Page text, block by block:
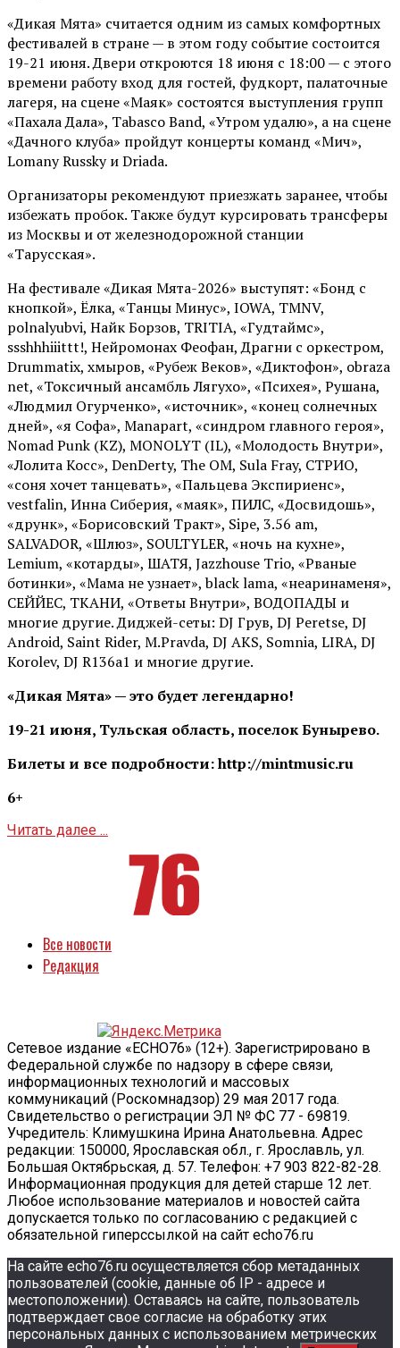
«Дикая Мята» считается одним из самых комфортных
фестивалей в стране — в этом году событие состоится
19-21 июня. Двери откроются 18 июня с 18:00 — с этого
времени работу вход для гостей, фудкорт, палаточные
лагеря, на сцене «Маяк» состоятся выступления групп
«Пахала Дала», Tabasco Band, «Утром удалю», а на сцене
«Дачного клуба» пройдут концерты команд «Мич»,
Lomany Russky и Driada.
Организаторы рекомендуют приезжать заранее, чтобы
избежать пробок. Также будут курсировать трансферы
из Москвы и от железнодорожной станции
«Тарусская».
На фестивале «Дикая Мята-2026» выступят: «Бонд с
кнопкой», Ёлка, «Танцы Минус», IOWA, TMNV,
polnalyubvi, Найк Борзов, TRITIA, «Гудтаймс»,
ssshhhiiittt!, Нейромонах Феофан, Драгни с оркестром,
Drummatix, хмыров, «Рубеж Веков», «Диктофон», obraza
net, «Токсичный ансамбль Лягухо», «Психея», Рушана,
«Людмил Огурченко», «источник», «конец солнечных
дней», «я Софа», Manapart, «синдром главного героя»,
Nomad Punk (KZ), MONOLYT (IL), «Молодость Внутри»,
«Лолита Косс», DenDerty, The OM, Sula Fray, СТРИО,
«соня хочет танцевать», «Пальцева Экспириенс»,
vestfalin, Инна Сиберия, «маяк», ПИЛС, «Досвидошь»,
«друнк», «Борисовский Тракт», Sipe, 3.56 am,
SALVADOR, «Шлюз», SOULTYLER, «ночь на кухне»,
Lemium, «котарды», ШАТЯ, Jazzhouse Trio, «Рваные
ботинки», «Мама не узнает», black lama, «неаринаменя»,
СЕЙЙЕС, ТКАНИ, «Ответы Внутри», ВОДОПАДЫ и
многие другие. Диджей-сеты: DJ Грув, DJ Peretse, DJ
Android, Saint Rider, М.Pravda, DJ AKS, Somnia, LIRA, DJ
Korolev, DJ R136a1 и многие другие.
«Дикая Мята» — это будет легендарно!
19-21 июня, Тульская область, поселок Бунырево.
Билеты и все подробности: http://mintmusic.ru
6+
Читать далее ...
Все новости
Редакция
Сетевое издание «ECHO76» (12+). Зарегистрировано в
Федеральной службе по надзору в сфере связи,
информационных технологий и массовых
коммуникаций (Роскомнадзор) 29 мая 2017 года.
Свидетельство о регистрации ЭЛ № ФС 77 - 69819.
Учредитель: Климушкина Ирина Анатольевна. Адрес
редакции: 150000, Ярославская обл., г. Ярославль, ул.
Большая Октябрьская, д. 57. Телефон: +7 903 822-82-28.
Информационная продукция для детей старше 12 лет.
Любое использование материалов и новостей сайта
допускается только по согласованию с редакцией с
обязательной гиперссылкой на сайт echo76.ru
На сайте echo76.ru осуществляется сбор метаданных
пользователей (cookie, данные об IP - адресе и
местоположении). Оставаясь на сайте, пользователь
подтверждает свое согласие на обработку этих
персональных данных c использованием метрических